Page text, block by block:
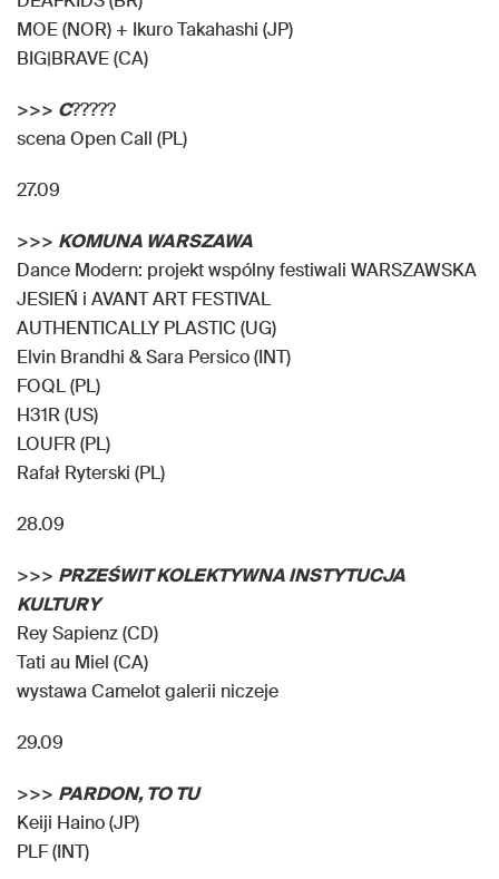
MOE (NOR) + Ikuro Takahashi (JP)
BIG|BRAVE (CA)
>>> C?????
scena Open Call (PL)
27.09
>>> KOMUNA WARSZAWA
Dance Modern: projekt wspólny festiwali WARSZAWSKA
JESIEŃ i AVANT ART FESTIVAL
AUTHENTICALLY PLASTIC (UG)
Elvin Brandhi & Sara Persico (INT)
FOQL (PL)
H31R (US)
LOUFR (PL)
Rafał Ryterski (PL)
28.09
>>> PRZEŚWIT KOLEKTYWNA INSTYTUCJA
KULTURY
Rey Sapienz (CD)
Tati au Miel (CA)
wystawa Camelot galerii niczeje
29.09
>>> PARDON, TO TU
Keiji Haino (JP)
PLF (INT)